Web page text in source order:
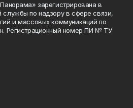
зарегистрирована в
службы по надзору в сфере связи,
и массовых коммуникаций по
Регистрационный номер ПИ № ТУ